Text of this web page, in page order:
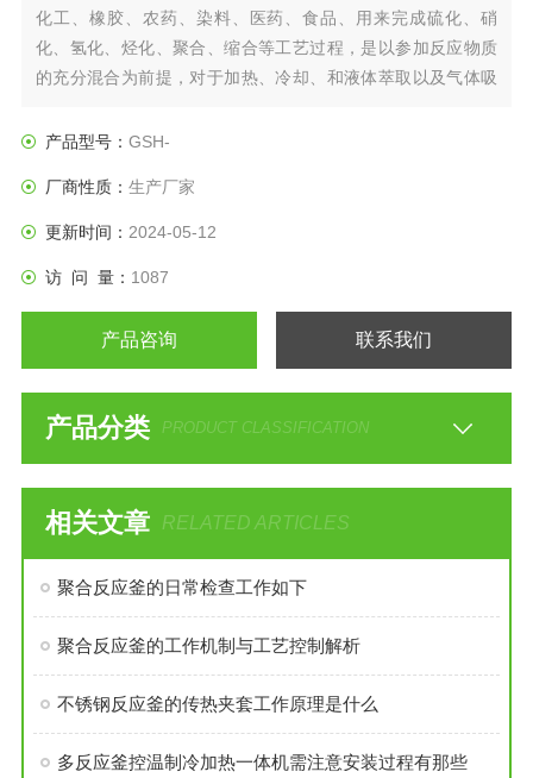
化工、橡胶、农药、染料、医药、食品、用来完成硫化、硝
化、氢化、烃化、聚合、缩合等工艺过程，是以参加反应物质
的充分混合为前提，对于加热、冷却、和液体萃取以及气体吸
是化工，制药等行业理想的所需设备。
产品型号： GSH-
厂商性质： 生产厂家
更新时间： 2024-05-12
访 问 量： 1087
产品咨询 联系我们
产品分类 PRODUCT CLASSIFICATION
相关文章 RELATED ARTICLES
聚合反应釜的日常检查工作如下
聚合反应釜的工作机制与工艺控制解析
不锈钢反应釜的传热夹套工作原理是什么
多反应釜控温制冷加热一体机需注意安装过程有那些